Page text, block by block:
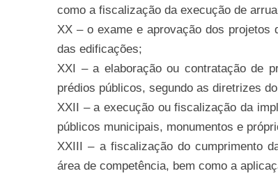
como a fiscalização da execução de
XX – o exame e aprovação dos
das edificações;
XXI – a elaboração ou contratação de
prédios públicos, segundo as diretrizes
XXII – a execução ou fiscalização da
públicos municipais, monumentos e
XXIII – a fiscalização do cumprimento
área de competência, bem como a